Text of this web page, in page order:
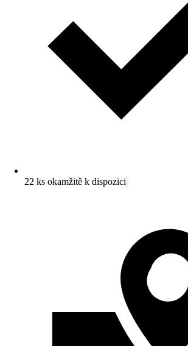
22 ks okamžitě k dispozici